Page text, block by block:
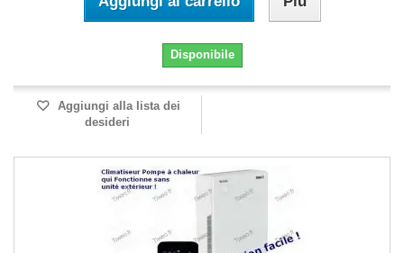
Disponibile
Aggiungi alla lista dei
desideri